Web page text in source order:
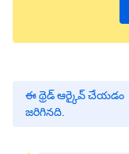
ఈ థ్రెడ్ ఆర్కైవ్ చేయడం
జరిగినది.